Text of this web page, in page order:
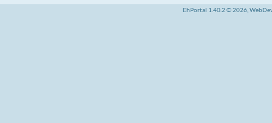
EhPortal 1.40.2 © 2026,